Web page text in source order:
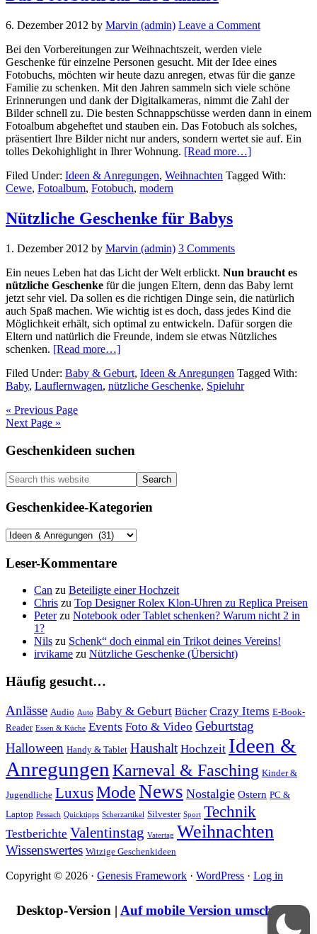
6. Dezember 2012 by Marvin (admin) Leave a Comment
Bei den Vorbereitungen zur Weihnachtszeit, werden viele
Geschenke für einzelne Personen gesucht. Mit der Idee eines
Fotobuchs, möchten wir heute dazu anregen, etwas für die ganze
Familie zu schenken. Mit den Jahren sammeln sich viele schöne
Erinnerungen und dank der Digitalkameras, nimmt die Zahl der
Bilder schnell zu. Die besten Schnappschüsse werden dann in einem
Fotoalbum abgeheftet und stauben ein. Das Fotobuch als solches,
präsentiert Ihre Bilder nicht nur anders, sondern wertet sie auf. Ein
tolles Dekohighlight in Ihrer Wohnung. [Read more…]about
Fotobuch
Filed Under: Ideen & Anregungen, Weihnachten Tagged With:
Cewe, Fotoalbum, Fotobuch, modern
Nützliche Geschenke für Babys
1. Dezember 2012 by Marvin (admin) 3 Comments
Ein neues Leben hat das Licht der Welt erblickt. Nun braucht es
nützliche Geschenke für die jungen Eltern, denn das Baby lernt
jetzt sehr viel. Da sollen es die richtigen Dinge sein, die natürlich
auch Spaß machen. Wie wichtig ist es doch, dass jedes Kind die
Möglichkeit erhält, sich optimal zu entwickeln. Dafür sorgen die
Eltern und natürlich die Freunde, indem sie etwas Nützliches
schenken. [Read more…]about
Geschenke
für
Filed Under: Baby & Geburt, Ideen & Anregungen Tagged With:
Baby, Lauflernwagen, nützliche Geschenke, Spieluhr
« Previous Page
Next Page »
Primary
Sidebar
Geschenkideen suchen
Search
this
website
Geschenkidee-Kategorien
Geschenkidee-
Leser-Kommentare
Can zu Beteiligte einer Hochzeit
Chris zu Top Designer Rolex Klon-Uhren zu Replica Preisen
Peterzu Notebook oder Tablet schenken? Warum nicht 2 in
1?
Nils zu Schenk“ doch einmal ein Trikot deines Vereins!
irvikame zu Nützliche Geschenke (Übersicht)
Häufig gesucht…
Anlässe Audio Auto Baby & Geburt Bücher Crazy Items E-Book-
Reader Essen & Küche Events Foto & Video Geburtstag
Halloween Handy & Tablet Haushalt Hochzeit Ideen &
Anregungen Karneval & Fasching Kinder &
Jugendliche LuxusModeNews Nostalgie Ostern PC &
Laptop Pessach Quicktipps Scherzartikel Silvester Sport Technik
Testberichte Valentinstag Vatertag Weihnachten
Wissenswertes Witzige Geschenkideen
Copyright © 2026 · Genesis Framework · WordPress · Log in
Desktop-Version | Auf mobile Version umschalten